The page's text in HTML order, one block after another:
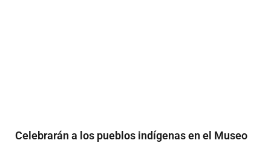
Celebrarán a los pueblos indígenas en el Museo